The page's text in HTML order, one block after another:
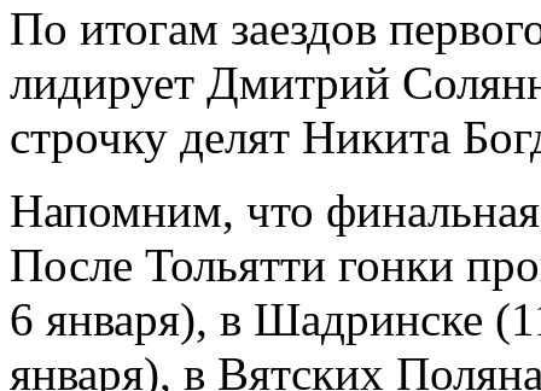
По итогам заездов
лидирует Дмитрий
строчку делят Никита
Напомним, что финальная
После Тольятти гонки
6 января), в Шадринске
января), в Вятских